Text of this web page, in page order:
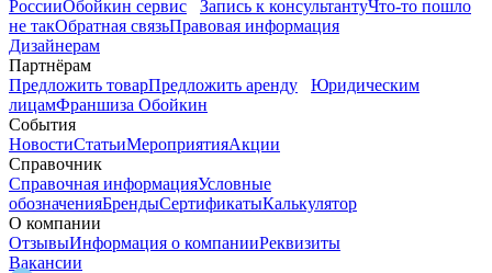
РоссииОбойкин сервис Запись к консультантуЧто-то пошло
не такОбратная связьПравовая информация
Дизайнерам
Партнёрам
Предложить товарПредложить аренду
Юридическим
лицамФраншиза Обойкин
События
НовостиСтатьиМероприятияАкции
Справочник
Справочная информацияУсловные
обозначенияБрендыСертификатыКалькулятор
О компании
ОтзывыИнформация о компанииРеквизиты
Вакансии